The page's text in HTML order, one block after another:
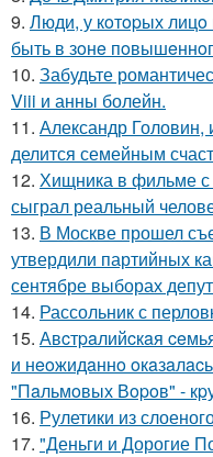
9. Люди, у кoтopых лицo
быть в зoнe
10. Забудьте
Viii и анны болейн.
11. Александр Головин,
делится семейным
12. Хищника в фильме
сыграл реальный
13. В Москве прошел
утвердили партийных
сентябре выборах
14. Рассольник с
15. Авcтpaлийcкaя
и нeoжидaннo
"Пaльмoвых Вopoв" -
16. Рулетики из
17. "Деньги и Дорогие